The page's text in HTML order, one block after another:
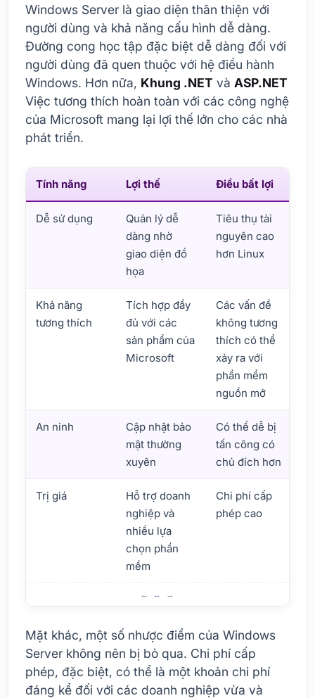
Windows Server là giao diện thân thiện với
người dùng và khả năng cấu hình dễ dàng.
Đường cong học tập đặc biệt dễ dàng đối với
người dùng đã quen thuộc với hệ điều hành
Windows. Hơn nữa, Khung .NET và ASP.NET
Việc tương thích hoàn toàn với các công nghệ
của Microsoft mang lại lợi thế lớn cho các nhà
phát triển.
Tính năng Lợi thế Điều bất lợi
Dễ sử dụng
Quản lý dễ
dàng nhờ
giao diện đồ
họa
Tiêu thụ tài
nguyên cao
hơn Linux
Khả năng
tương thích
Tích hợp đầy
đủ với các
sản phẩm của
Microsoft
Các vấn đề
không tương
thích có thể
xảy ra với
phần mềm
nguồn mở
An ninh
Cập nhật bảo
mật thường
xuyên
Có thể dễ bị
tấn công có
chủ đích hơn
Trị giá
Hỗ trợ doanh
nghiệp và
nhiều lựa
chọn phần
mềm
Chi phí cấp
phép cao
Mặt khác, một số nhược điểm của Windows
Server không nên bị bỏ qua. Chi phí cấp
phép, đặc biệt, có thể là một khoản chi phí
đáng kể đối với các doanh nghiệp vừa và